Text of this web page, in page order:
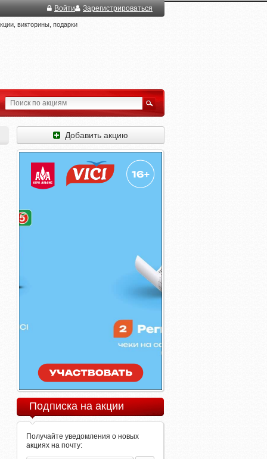
Войти Зарегистрироваться
викторины, подарки
Добавить акцию
Подписка на акции
Получайте уведомления о новых
акциях на почту: